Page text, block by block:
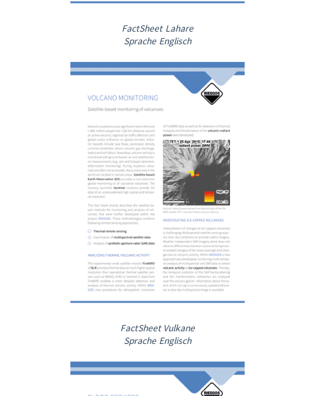
FactSheet Lahare
Sprache Englisch
FactSheet Vulkane
Sprache Englisch